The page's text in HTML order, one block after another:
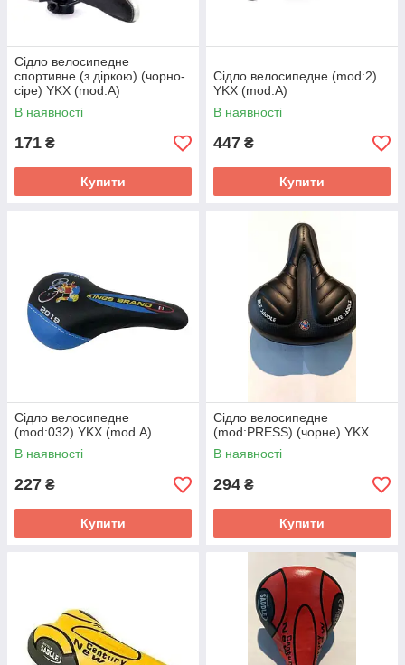
Сідло велосипедне
спортивне (з діркою) (чорно-
сіре) YKX (mod.A)
В наявності
171 ₴
Купити
Сідло велосипедне (mod:2)
YKX (mod.A)
В наявності
447 ₴
Купити
Сідло велосипедне
(mod:032) YKX (mod.A)
В наявності
227 ₴
Купити
Сідло велосипедне
(mod:PRESS) (чорне) YKX
В наявності
294 ₴
Купити